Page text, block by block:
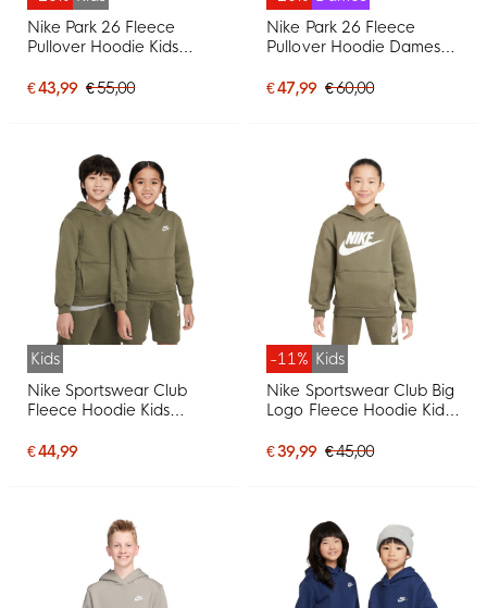
Nike Park 26 Fleece
Pullover Hoodie Kids
€ 43,99 € 55,00
Nike Park 26 Fleece
Pullover Hoodie Dames
€ 47,99 € 60,00
Kids
Nike Sportswear Club
Fleece Hoodie Kids
€ 44,99
-11% Kids
Nike Sportswear Club Big
Logo Fleece Hoodie Kids
€ 39,99 € 45,00